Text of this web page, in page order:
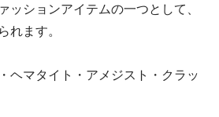
ッションアイテムの一つとして、
れます。
ヘマタイト・アメジスト・クラッ